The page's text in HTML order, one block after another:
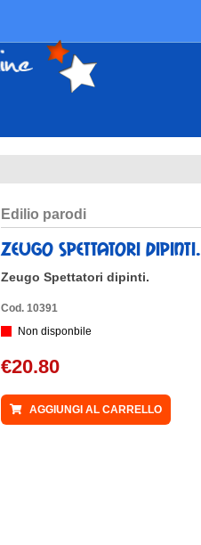
edilio parodi
zeugo spettatori dipinti.
Zeugo Spettatori dipinti.
Cod. 10391
Non disponbile
€20.80
AGGIUNGI AL CARRELLO